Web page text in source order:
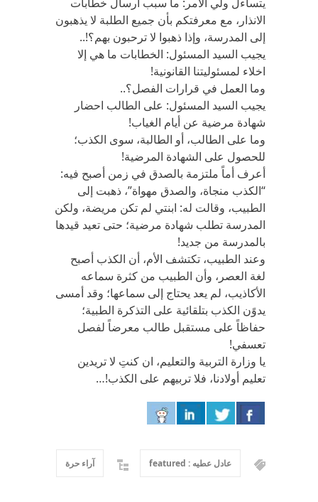
الانذار، مع معرفتكم بأن جميع الطلبة لا يذهبون
إلى المدرسة، وإذا ذهبوا لا ترحبون بهم؟!..
يجيب السيد المسئول: الخطابات ما هي إلا
اخلاء لمسئوليتنا القانونية!
وما العمل في قرارات الفصل؟..
يجيب السيد المسئول: على الطالب احضار
شهادة مرضية عن أيام الغياب!
وما على الطالب، أو الطالبة، سوى الكذب؛
للحصول على الشهادة المرضية!
أعرف أماً ملتزمة بالصدق في زمن أصبح فيه:
“الكذب منجاة، والصدق مهواة”، ذهبت إلى
الطبيب، وقالت له: ابنتي لم تكن مريضة، ولكن
المدرسة تطلب شهادة مرضية؛ حتى تعيد قيدها
بالمدرسة من جديد!
وعند الطبيب، تكتشف الأم، أن الكذب أصبح
لغة العصر، وأن الطبيب من كثرة سماعه
الأكاذيب، لم يعد يحتاج إلى سماعها؛ وقد أمسى
يدوًن الكذب بتلقائية على التذكرة الطبية؛
حفاظاً على مستقبل طالب معرضاً لفصل
تعسفي!
يا وزارة التربية والتعليم، ان كنتِ لا تريدين
تعليم أولادنا، فلا تربيهم على الكذب!…
عادل عطيه : featured آراء حرة